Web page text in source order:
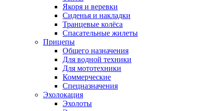
Якоря и веревки
Сиденья и накладки
Транцевые колёса
Спасательные жилеты
Прицепы
Общего назначения
Для водной техники
Для мототехники
Коммерческие
Спецназначения
Эхолокация
Эхолоты